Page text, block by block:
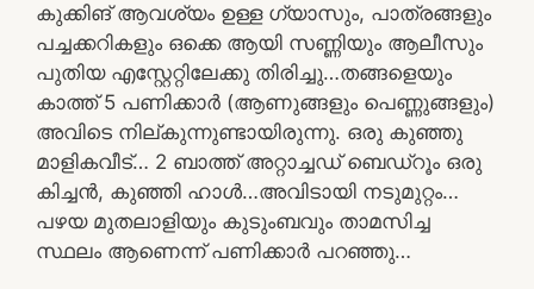
കുക്കിങ് ആവശ്യം ഉള്ള ഗ്യാസും, പാത്രങ്ങളും
പച്ചക്കറികളും ഒക്കെ ആയി സണ്ണിയും ആലീസും
പുതിയ എസ്റ്റേറ്റിലേക്കു തിരിച്ചു…തങ്ങളെയും
കാത്ത് 5 പണിക്കാർ (ആണുങ്ങളും പെണ്ണുങ്ങളും)
അവിടെ നില്കുന്നുണ്ടായിരുന്നു. ഒരു കുഞ്ഞു
മാളികവീട്‌… 2 ബാത്ത് അറ്റാച്ചഡ് ബെഡ്‌റൂം ഒരു
കിച്ചൻ, കുഞ്ഞി ഹാൾ…അവിടായി നടുമുറ്റം…
പഴയ മുതലാളിയും കുടുംബവും താമസിച്ച
സ്ഥലം ആണെന്ന് പണിക്കാർ പറഞ്ഞു…